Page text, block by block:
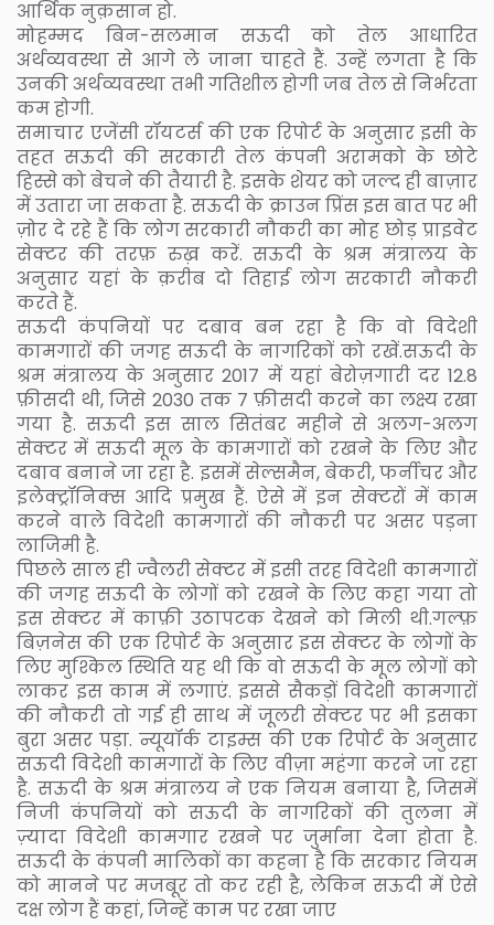
आर्थिक नुक़सान हो.
मोहम्मद बिन-सलमान सऊदी को तेल आधारित
अर्थव्यवस्था से आगे ले जाना चाहते हैं. उन्हें लगता है कि
उनकी अर्थव्यवस्था तभी गतिशील होगी जब तेल से निर्भरता
कम होगी.
समाचार एजेंसी रॉयटर्स की एक रिपोर्ट के अनुसार इसी के
तहत सऊदी की सरकारी तेल कंपनी अरामको के छोटे
हिस्से को बेचने की तैयारी है. इसके शेयर को जल्द ही बाज़ार
में उतारा जा सकता है. सऊदी के क्राउन प्रिंस इस बात पर भी
ज़ोर दे रहे हैं कि लोग सरकारी नौकरी का मोह छोड़ प्राइवेट
सेक्टर की तरफ़ रुख़ करें. सऊदी के श्रम मंत्रालय के
अनुसार यहां के क़रीब दो तिहाई लोग सरकारी नौकरी
करते हैं.
सऊदी कंपनियों पर दबाव बन रहा है कि वो विदेशी
कामगारों की जगह सऊदी के नागरिकों को रखें.सऊदी के
श्रम मंत्रालय के अनुसार 2017 में यहां बेरोज़गारी दर 12.8
फ़ीसदी थी, जिसे 2030 तक 7 फ़ीसदी करने का लक्ष्य रखा
गया है. सऊदी इस साल सितंबर महीने से अलग-अलग
सेक्टर में सऊदी मूल के कामगारों को रखने के लिए और
दबाव बनाने जा रहा है. इसमें सेल्समैन, बेकरी, फर्नीचर और
इलेक्ट्रॉनिक्स आदि प्रमुख हैं. ऐसे में इन सेक्टरों में काम
करने वाले विदेशी कामगारों की नौकरी पर असर पड़ना
लाजिमी है.
पिछले साल ही ज्वैलरी सेक्टर में इसी तरह विदेशी कामगारों
की जगह सऊदी के लोगों को रखने के लिए कहा गया तो
इस सेक्टर में काफ़ी उठापटक देखने को मिली थी.गल्फ़
बिज़नेस की एक रिपोर्ट के अनुसार इस सेक्टर के लोगों के
लिए मुश्किल स्थिति यह थी कि वो सऊदी के मूल लोगों को
लाकर इस काम में लगाएं. इससे सैकड़ों विदेशी कामगारों
की नौकरी तो गई ही साथ में जूलरी सेक्टर पर भी इसका
बुरा असर पड़ा. न्यूयॉर्क टाइम्स की एक रिपोर्ट के अनुसार
सऊदी विदेशी कामगारों के लिए वीज़ा महंगा करने जा रहा
है. सऊदी के श्रम मंत्रालय ने एक नियम बनाया है, जिसमें
निजी कंपनियों को सऊदी के नागरिकों की तुलना में
ज़्यादा विदेशी कामगार रखने पर जुर्माना देना होता है.
सऊदी के कंपनी मालिकों का कहना है कि सरकार नियम
को मानने पर मजबूर तो कर रही है, लेकिन सऊदी में ऐसे
दक्ष लोग हैं कहां, जिन्हें काम पर रखा जाए